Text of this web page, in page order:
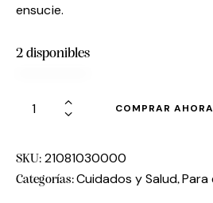
ensucie.
2 disponibles
COMPRAR AHORA
SKU: 21081030000
Categorías:Cuidados y Salud, Para